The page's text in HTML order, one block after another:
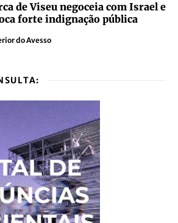
de Viseu negoceia com Israel e
forte indignação pública
do Avesso